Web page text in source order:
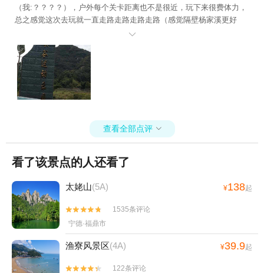
（我:？？？？），户外每个关卡距离也不是很近，玩下来很费体力，
总之感觉这次去玩就一直走路走路走路走路（感觉隔壁杨家溪更好
玩），附近也没啥吃的，门票也不是那种景区的门票（里面景区是开
发票，不知道cs那里怎么弄）附上在门口拍的照片

查看全部点评 
看了该景点的人还看了
太姥山(5A) ¥138起


1535条评论
宁德·福鼎市
渔寮风景区(4A) ¥39.9起


122条评论